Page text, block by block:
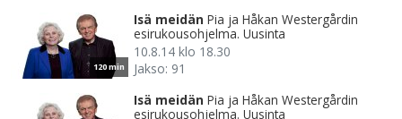
120 min
Isä meidän Pia ja Håkan Westergårdin
esirukousohjelma. Uusinta
10.8.14 klo 18.30
Jakso: 91
Isä meidän Pia ja Håkan Westergårdin
esirukousohjelma. Uusinta